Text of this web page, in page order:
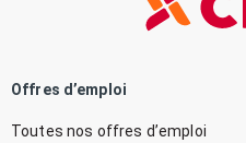
Offres d’emploi
Toutes nos offres d’emploi